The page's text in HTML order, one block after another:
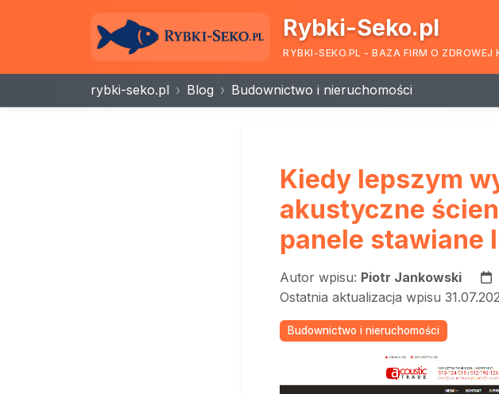
Rybki-Seko.pl
RYBKI-SEKO.PL - BAZA FIRM O ZDROWEJ
rybki-seko.pl Blog Budownictwo i nieruchomości
Kiedy lepszym
akustyczne
panele stawiane
Autor wpisu: Piotr Jankowski
Ostatnia aktualizacja wpisu
Budownictwo i nieruchomości